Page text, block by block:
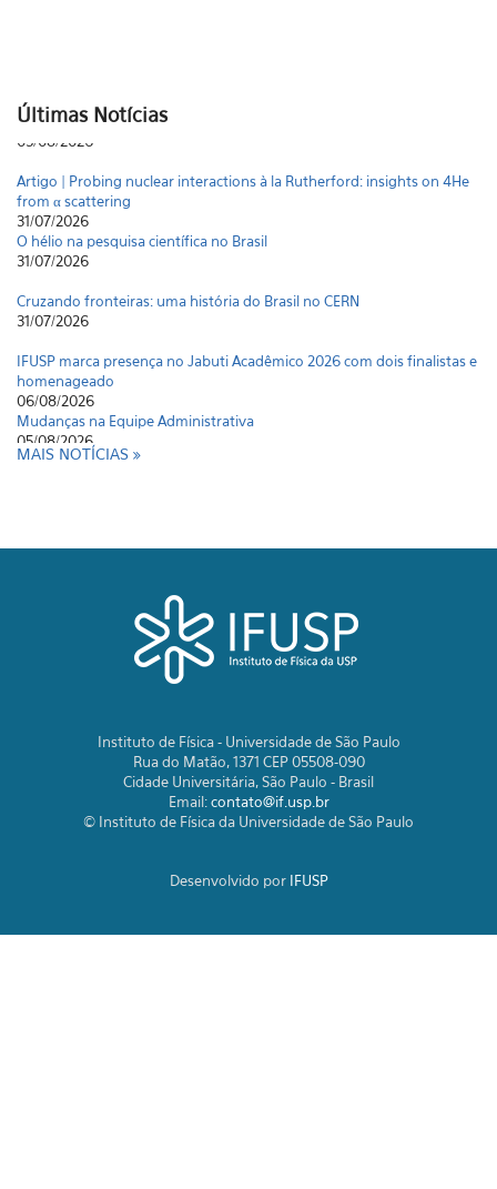
Últimas Notícias
from α scattering
31/07/2026
O hélio na pesquisa científica no Brasil
31/07/2026
31/07/2026
homenageado
06/08/2026
Mudanças na Equipe Administrativa
05/08/2026
MAIS NOTÍCIAS
Instituto de Física - Universidade de São Paulo
Rua do Matão, 1371 CEP 05508-090
Cidade Universitária, São Paulo - Brasil
Email:contato@if.usp.br
© Instituto de Física da Universidade de São Paulo
Desenvolvido por IFUSP